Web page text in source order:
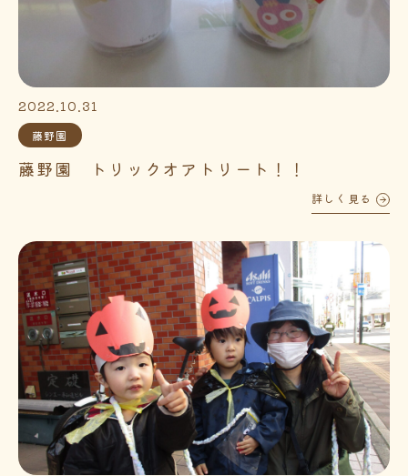
2022.10.31
藤野園
藤野園 トリックオアトリート！！
詳しく見る